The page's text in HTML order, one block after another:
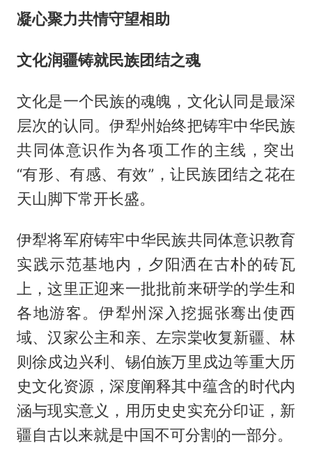
凝心聚力共情守望相助
文化润疆铸就民族团结之魂
文化是一个民族的魂魄，文化认同是最深
层次的认同。伊犁州始终把铸牢中华民族
共同体意识作为各项工作的主线，突出
“有形、有感、有效”，让民族团结之花在
天山脚下常开长盛。
伊犁将军府铸牢中华民族共同体意识教育
实践示范基地内，夕阳洒在古朴的砖瓦
上，这里正迎来一批批前来研学的学生和
各地游客。伊犁州深入挖掘张骞出使西
域、汉家公主和亲、左宗棠收复新疆、林
则徐戍边兴利、锡伯族万里戍边等重大历
史文化资源，深度阐释其中蕴含的时代内
涵与现实意义，用历史史实充分印证，新
疆自古以来就是中国不可分割的一部分。